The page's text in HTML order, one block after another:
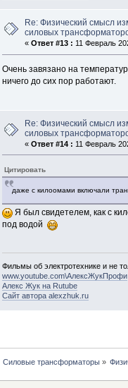
Re: Физический смысл
силовых
« Ответ #13 : 11 Февраль
Очень завязано на
ничего до сих пор работают.
Re: Физический смысл
силовых
« Ответ #14 : 11 Февраль
Цитировать
даже с килоомами включали
Я был свидетелем, как с
под водой
Фильмы об электротехнике и не
www.youtube.com\АлексЖукПрофи
Алекс Жук на Rutube
Сайт автора alexzhuk.ru
Силовые трансформаторы»